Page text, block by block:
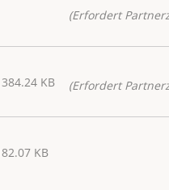
(Erfordert
KB (Erfordert
KB